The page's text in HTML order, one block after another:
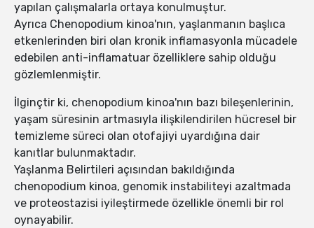
yapılan çalışmalarla ortaya konulmuştur.
Ayrıca Chenopodium kinoa'nın, yaşlanmanın başlıca
etkenlerinden biri olan kronik inflamasyonla mücadele
edebilen anti-inflamatuar özelliklere sahip olduğu
gözlemlenmiştir.
İlginçtir ki, chenopodium kinoa'nın bazı bileşenlerinin,
yaşam süresinin artmasıyla ilişkilendirilen hücresel bir
temizleme süreci olan otofajiyi uyardığına dair
kanıtlar bulunmaktadır.
Yaşlanma Belirtileri açısından bakıldığında
chenopodium kinoa, genomik instabiliteyi azaltmada
ve proteostazisi iyileştirmede özellikle önemli bir rol
oynayabilir.